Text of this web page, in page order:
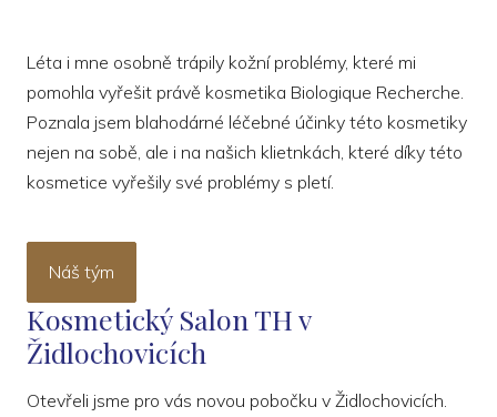
Léta i mne osobně trápily kožní problémy, které mi
pomohla vyřešit právě kosmetika Biologique Recherche.
Poznala jsem blahodárné léčebné účinky této kosmetiky
nejen na sobě, ale i na našich klietnkách, které díky této
kosmetice vyřešily své problémy s pletí.
Náš tým
Kosmetický Salon TH v
Židlochovicích
Otevřeli jsme pro vás novou pobočku v Židlochovicích.